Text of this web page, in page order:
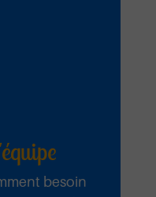
besoin
et télécharger